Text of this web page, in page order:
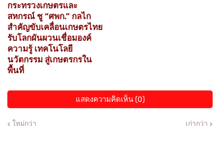
กระทรวงเกษตรและ
สหกรณ์ ชู “ศพก.” กลไก
สำคัญขับเคลื่อนเกษตรไทย
รับโลกผันผวนเชื่อมองค์
ความรู้ เทคโนโลยี
นวัตกรรม สู่เกษตรกรใน
พื้นที่
แสดงความคิดเห็น (0)
ใหม่กว่า เก่ากว่า